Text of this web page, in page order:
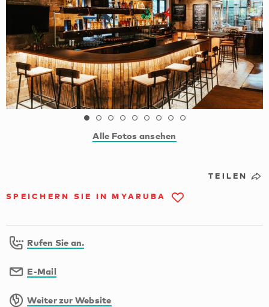
Alle Fotos ansehen
TEILEN
SPEICHERN SIE IN MYARUBA
Rufen Sie an.
E-Mail
Weiter zur Website